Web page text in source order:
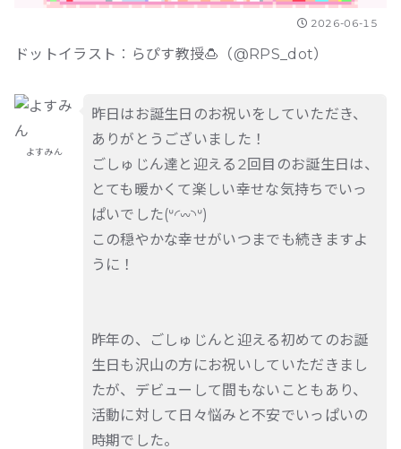
2026-06-15
ドットイラスト︰らぴす教授🍮（@RPS_dot）
よすみん
昨日はお誕生日のお祝いをしていただき、
ありがとうございました！
ごしゅじん達と迎える2回目のお誕生日は、
とても暖かくて楽しい幸せな気持ちでいっ
ぱいでした(ᐡ◜𖥦◝ᐡ)
この穏やかな幸せがいつまでも続きますよ
うに！
昨年の、ごしゅじんと迎える初めてのお誕
生日も沢山の方にお祝いしていただきまし
たが、デビューして間もないこともあり、
活動に対して日々悩みと不安でいっぱいの
時期でした。